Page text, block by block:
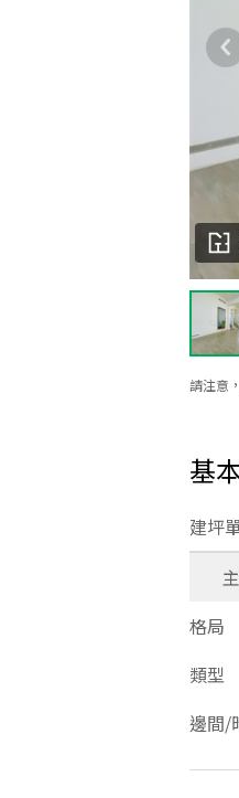
請注意
基
建坪
格局
類型
邊間/